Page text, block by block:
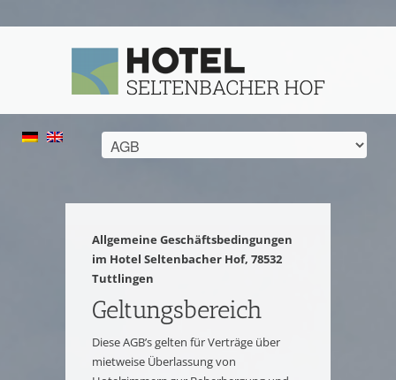
Allgemeine Geschäftsbedingungen
im Hotel Seltenbacher Hof, 78532
Tuttlingen
Geltungsbereich
Diese AGB’s gelten für Verträge über
mietweise Überlassung von